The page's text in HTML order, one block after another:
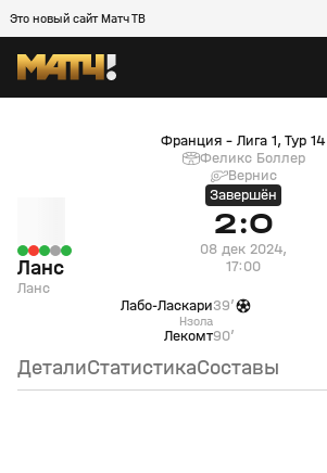
Это новый сайт Матч ТВ
Франция - Лига 1, Тур 14
Феликс Боллер
Вернис
Ланс
Ланс
Завершён
2:0
08 дек 2024,
17:00
Лабо-Ласкари
Нзола
39’
Лекомт90’
Детали Статистика Составы